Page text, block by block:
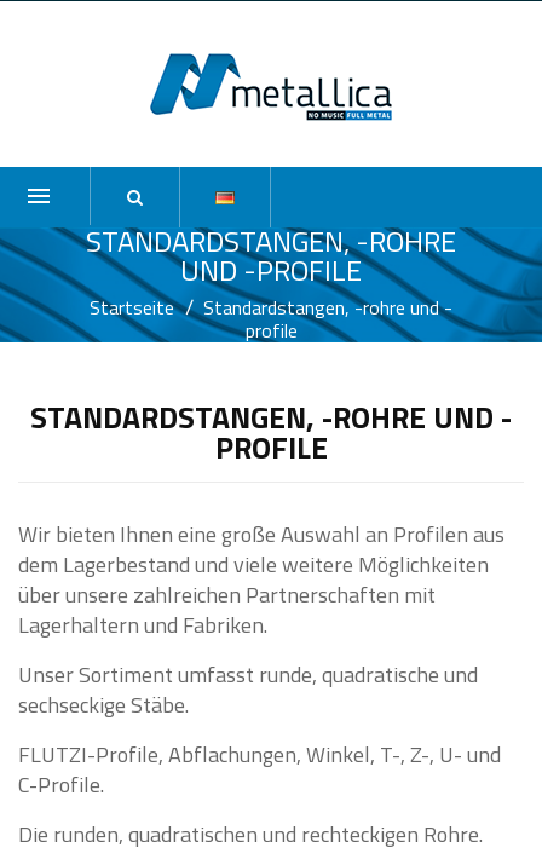
STANDARDSTANGEN, -ROHRE
UND -PROFILE
Startseite Standardstangen, -rohre und -
profile
STANDARDSTANGEN, -ROHRE UND -
PROFILE
Wir bieten Ihnen eine große Auswahl an Profilen aus
dem Lagerbestand und viele weitere Möglichkeiten
über unsere zahlreichen Partnerschaften mit
Lagerhaltern und Fabriken.
Unser Sortiment umfasst runde, quadratische und
sechseckige Stäbe.
FLUTZI-Profile, Abflachungen, Winkel, T-, Z-, U- und
C-Profile.
Die runden, quadratischen und rechteckigen Rohre.